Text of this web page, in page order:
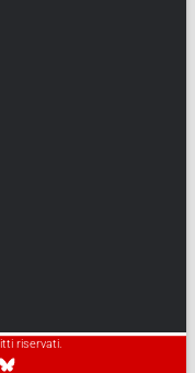
riservati.